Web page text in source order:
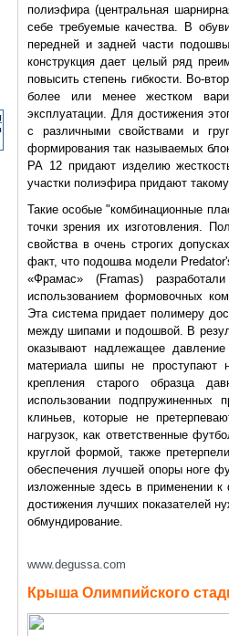
полиэфира (центральная
себе требуемые качества. В
передней и задней части
конструкция дает целый ряд
повысить степень гибкости. Во-
более или менее жестком
эксплуатации. Для достижения
с различными свойствами и
формирования так называемых
РА 12 придают изделию
участки полиэфира придают
Такие особые "комбинационные
точки зрения их изготовления.
свойства в очень строгих
факт, что подошва модели
«Фрамас» (Framas)
использованием формовочных
Эта система придает полимеру
между шипами и подошвой. В
оказывают надлежащее
материала шипы не проступают
крепления старого образца
использовании подпружиненных
клиньев, которые не
нагрузок, как ответственные
круглой формой, также
обеспечения лучшей опоры ноге
изложенные здесь в применении
достижения лучших показателей
обмундирование.
www.degussa.com
Крыша Олимпийского